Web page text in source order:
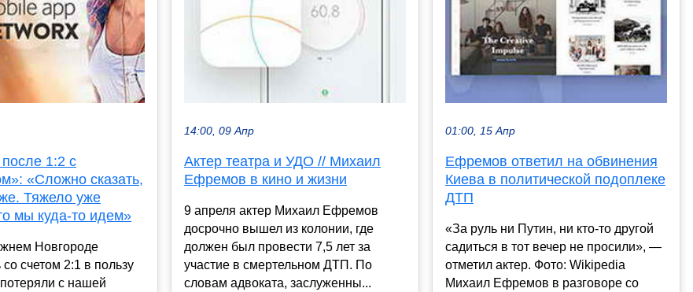
1:2 с
«Сложно сказать,
Тяжело уже
мы куда‑то идем»
Новгороде
счетом 2:1 в пользу
с нашей
14:00, 09 Апр
Актер театра и УДО // Михаил
Ефремов в кино и жизни
9 апреля актер Михаил Ефремов
досрочно вышел из колонии, где
должен был провести 7,5 лет за
участие в смертельном ДТП. По
словам адвоката, заслуженны...
01:00, 15 Апр
Ефремов ответил на обвинения
Киева в политической подоплеке
ДТП
«За руль ни Путин, ни кто-то другой
садиться в тот вечер не просили», —
отметил актер. Фото: Wikipedia
Михаил Ефремов в разговоре со